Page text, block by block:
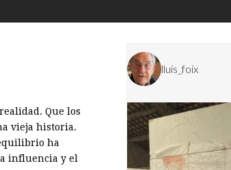
Que los
vieja historia.
ha
influencia y el
lluis_foix